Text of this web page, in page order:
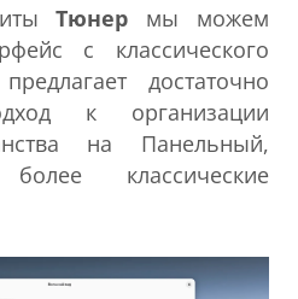
Тюнер мы можем
с классического
достаточно
к организации
на Панельный,
классические